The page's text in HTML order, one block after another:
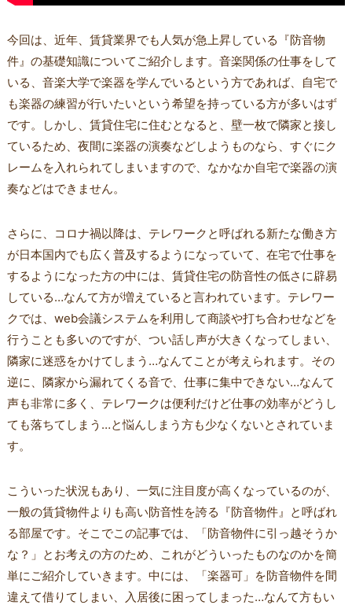
今回は、近年、賃貸業界でも人気が急上昇している『防音物
件』の基礎知識についてご紹介します。音楽関係の仕事をして
いる、音楽大学で楽器を学んでいるという方であれば、自宅で
も楽器の練習が行いたいという希望を持っている方が多いはず
です。しかし、賃貸住宅に住むとなると、壁一枚で隣家と接し
ているため、夜間に楽器の演奏などしようものなら、すぐにク
レームを入れられてしまいますので、なかなか自宅で楽器の演
奏などはできません。
さらに、コロナ禍以降は、テレワークと呼ばれる新たな働き方
が日本国内でも広く普及するようになっていて、在宅で仕事を
するようになった方の中には、賃貸住宅の防音性の低さに辟易
している…なんて方が増えていると言われています。テレワー
クでは、web会議システムを利用して商談や打ち合わせなどを
行うことも多いのですが、つい話し声が大きくなってしまい、
隣家に迷惑をかけてしまう…なんてことが考えられます。その
逆に、隣家から漏れてくる音で、仕事に集中できない…なんて
声も非常に多く、テレワークは便利だけど仕事の効率がどうし
ても落ちてしまう…と悩んしまう方も少なくないとされていま
す。
こういった状況もあり、一気に注目度が高くなっているのが、
一般の賃貸物件よりも高い防音性を誇る『防音物件』と呼ばれ
る部屋です。そこでこの記事では、「防音物件に引っ越そうか
な？」とお考えの方のため、これがどういったものなのかを簡
単にご紹介していきます。中には、「楽器可」を防音物件を間
違えて借りてしまい、入居後に困ってしまった…なんて方もい